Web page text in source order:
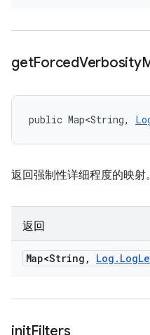
getForcedVerbosity
public Map<String,
返回强制性详细程度的映射。
返回
Map<String , Log . Log
initFilters